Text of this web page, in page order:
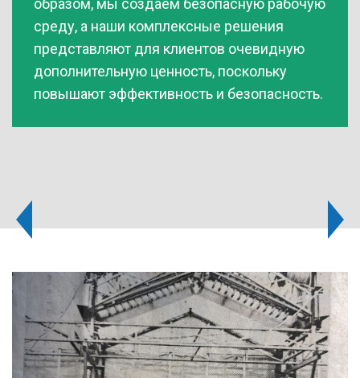
образом, мы создаем безопасную рабочую
среду, а наши комплексные решения
представляют для клиентов очевидную
дополнительную ценность, поскольку
повышают эффективность и безопасность.